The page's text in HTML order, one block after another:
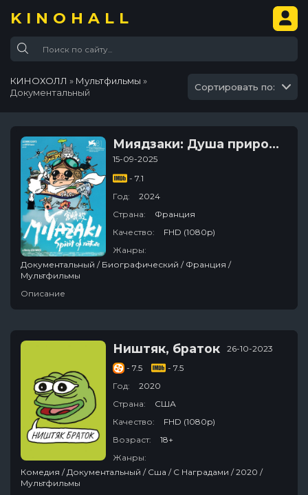
KINOHALL
КИНОХОЛЛ » Мультфильмы »
Документальный
Сортировать по:
Миядзаки: Душа природы
15-09-2025
- 7.1
Год:
2024
Страна:
Франция
Качество:
FHD (1080p)
Жанры:
Документальный / Биографический / Франция /
Мультфильмы
Описание
Ништяк, браток
26-10-2023
- 7.5
- 7.5
Год:
2020
Страна:
США
Качество:
FHD (1080p)
Возраст:
18+
Жанры:
Комедия / Документальный / Сша / С Наградами / 2020 /
Мультфильмы